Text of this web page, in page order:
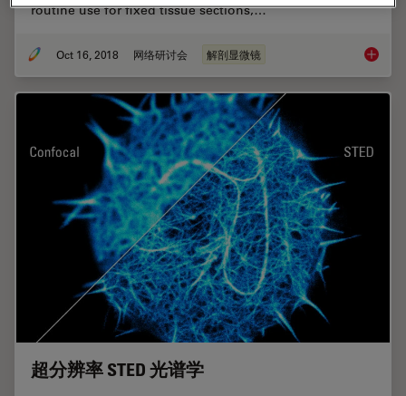
routine use for fixed tissue sections,…
Oct 16, 2018 网络研讨会 解剖显微镜 Live
超分辨率 STED 光谱学